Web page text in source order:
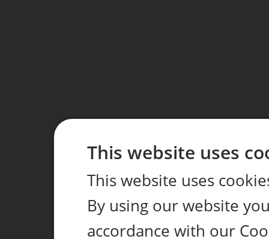
This website uses
This website uses
By using our website
accordance with our